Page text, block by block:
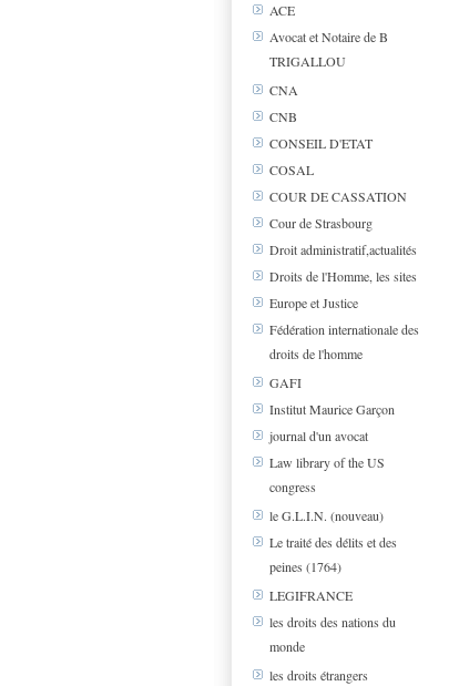
ACE
Avocat et Notaire de B
TRIGALLOU
CNA
CNB
CONSEIL D'ETAT
COSAL
COUR DE CASSATION
Cour de Strasbourg
Droit administratif,actualités
Droits de l'Homme, les sites
Europe et Justice
Fédération internationale des
droits de l'homme
GAFI
Institut Maurice Garçon
journal d'un avocat
Law library of the US
congress
le G.L.I.N. (nouveau)
Le traité des délits et des
peines (1764)
LEGIFRANCE
les droits des nations du
monde
les droits étrangers